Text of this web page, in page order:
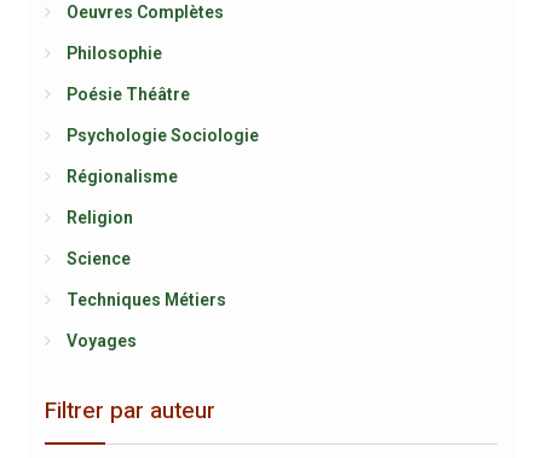
Oeuvres Complètes
Philosophie
Poésie Théâtre
Psychologie Sociologie
Régionalisme
Religion
Science
Techniques Métiers
Voyages
Filtrer par auteur